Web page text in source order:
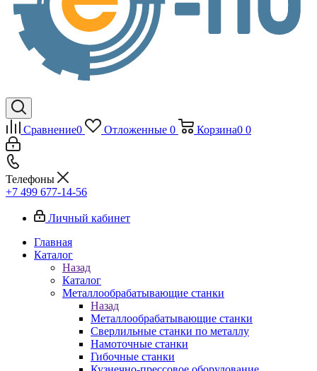
Сравнение0 Отложенные 0 Корзина0 0
Телефоны
+7 499 677-14-56
Личный кабинет
Главная
Каталог
Назад
Каталог
Металлообрабатывающие станки
Назад
Металлообрабатывающие станки
Сверлильные станки по металлу
Намоточные станки
Гибочные станки